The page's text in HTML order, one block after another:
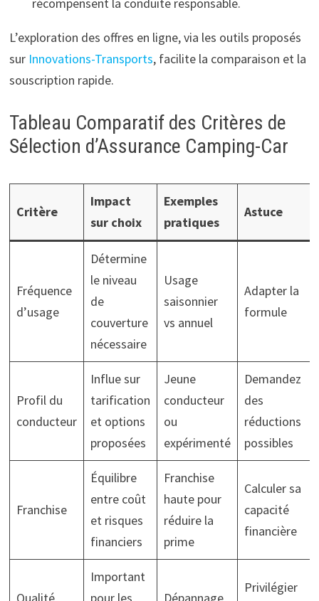
L’exploration des offres en ligne, via les outils proposés
sur Innovations-Transports, facilite la comparaison et la
souscription rapide.
Tableau Comparatif des Critères de
Sélection d’Assurance Camping-Car
Critère
Impact
sur choix
Exemples
pratiques
Astuce
Fréquence
d’usage
Détermine
le niveau
de
couverture
nécessaire
Usage
saisonnier
vs annuel
Adapter la
formule
Profil du
conducteur
Influe sur
tarification
et options
proposées
Jeune
conducteur
ou
expérimenté
Demandez
des
réductions
possibles
Franchise
Équilibre
entre coût
et risques
financiers
Franchise
haute pour
réduire la
prime
Calculer sa
capacité
financière
Important
Privilégier